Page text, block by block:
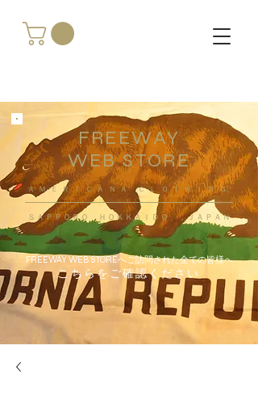
FREEWAY
WEB STORE
​ＡＭＥＲＩＣＡＮＡ ＣＬＯＴＨＩＮＧ
ＳＡＰＰＯＲＯ ＨＯＫＫＡＩＤＯ ，ＪＡＰＡＮ
FREEWAY WEB STOREへご訪問された全ての皆様へ
こちらをご確認ください